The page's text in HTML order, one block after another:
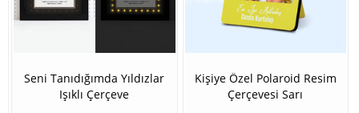
Seni Tanıdığımda Yıldızlar
Işıklı Çerçeve
Kişiye Özel Polaroid Resim
Çerçevesi Sarı